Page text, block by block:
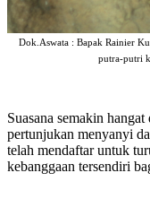
Dok.Aswata : Bapak Rainier
putra-putri
Suasana semakin
pertunjukan menyanyi
telah mendaftar untuk
kebanggaan tersendiri